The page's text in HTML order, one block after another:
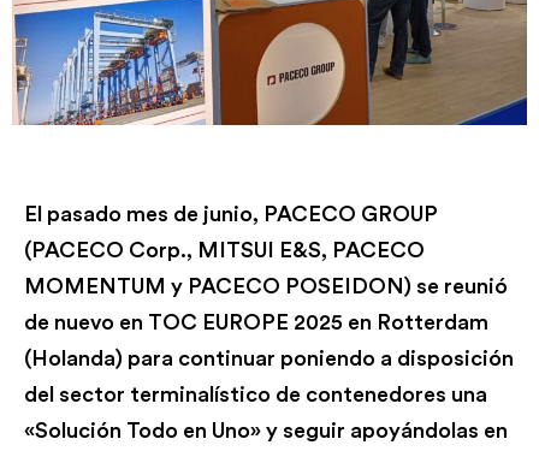
El pasado mes de junio, PACECO GROUP
(PACECO Corp., MITSUI E&S, PACECO
MOMENTUM y PACECO POSEIDON) se reunió
de nuevo en TOC EUROPE 2025 en Rotterdam
(Holanda) para continuar poniendo a disposición
del sector terminalístico de contenedores una
«Solución Todo en Uno» y seguir apoyándolas en